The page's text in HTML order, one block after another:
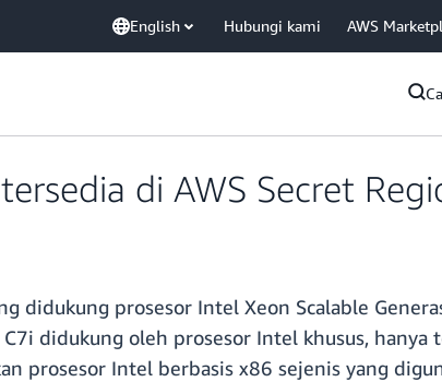
English Hubungi kami AWS
di AWS Secret
didukung prosesor Intel Xeon Scalable
didukung oleh prosesor Intel khusus, hanya
prosesor Intel berbasis x86 sejenis yang